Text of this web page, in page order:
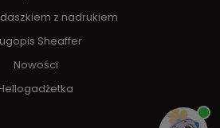
z nadrukiem
Sheaffer
Nowości